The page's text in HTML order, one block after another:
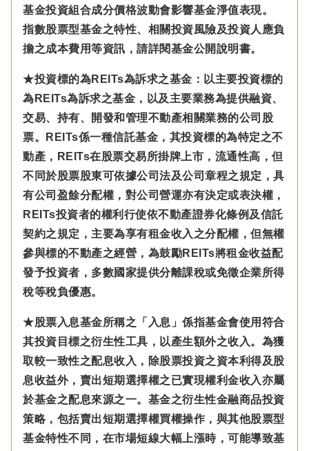
基金投資組合成分價格波動會影響基金淨值表現。
指數股票型基金之特性、相關投資風險及投資人應負
擔之成本費用等資訊，請詳閱基金公開說明書。
★投資標的為REITs為訴求之基金：以主要投資標的
為REITs為訴求之基金，以及主要業務為提供融資、
交易、持有、開發和管理不動產相關業務的公司股
票。REITs係一種信託基金，其投資標的為特定之不
動產，REITs在股票交易所掛牌上市，流通性高，但
不同於股票股東可依據公司法及公司章程之規定，具
有公司盈餘分配權，對公司營運亦有決定或表決權，
REITs投資者的權利行使依不動產證券化條例及信託
契約之規定，主要為享有租金收入之分配權，但無權
參與標的不動產之經營，為鼓勵REITs將租金收益配
發予投資者，多數國家提供分離課稅或免徵企業所得
稅等稅負優惠。
★股票入息基金所稱之「入息」係指基金會使用符合
其投資目標之衍生性工具，以產生額外之收入。為獲
取較一致性之配息收入，除股票投資之資本利得及股
息收益外，賣出短期選擇權之已實現權利金收入亦屬
於基金之配息來源之一。基金之衍生性金融商品投資
策略，包括賣出短期選擇權買權操作，與其他股票型
基金特性不同，在市場短線大幅上漲時，可能導致基